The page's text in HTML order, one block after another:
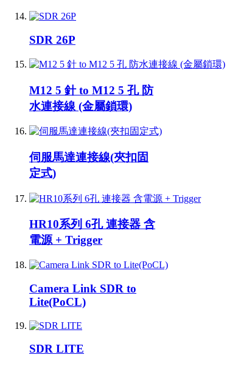
SDR 26P
M12 5 針 to M12 5 孔 防
水連接線 (金屬鎖環)
伺服馬達連接線(夾扣固
定式)
HR10系列 6孔 連接器 含
電源 + Trigger
Camera Link SDR to
Lite(PoCL)
SDR LITE